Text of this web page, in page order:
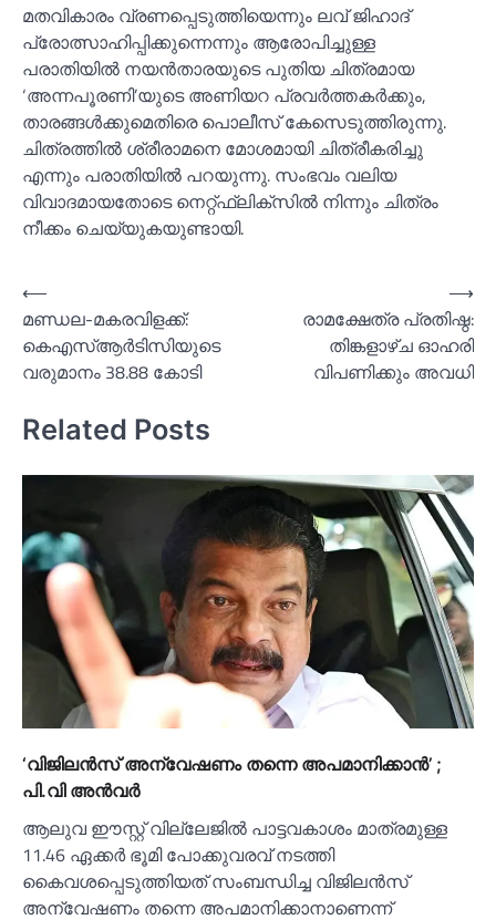
മതവികാരം വ്രണപ്പെടുത്തിയെന്നും ലവ് ജിഹാദ്
പ്രോത്സാഹിപ്പിക്കുന്നെന്നും ആരോപിച്ചുള്ള
പരാതിയില്‍ നയന്‍താരയുടെ പുതിയ ചിത്രമായ
‘അന്നപൂരണി’യുടെ അണിയറ പ്രവര്‍ത്തകര്‍ക്കും,
താരങ്ങള്‍ക്കുമെതിരെ പൊലീസ് കേസെടുത്തിരുന്നു.
ചിത്രത്തില്‍ ശ്രീരാമനെ മോശമായി ചിത്രീകരിച്ചു
എന്നും പരാതിയില്‍ പറയുന്നു. സംഭവം വലിയ
വിവാദമായതോടെ നെറ്റ്ഫ്‌ലിക്‌സില്‍ നിന്നും ചിത്രം
നീക്കം ചെയ്യുകയുണ്ടായി.
Post
navigation
⟵
മണ്ഡല-മകരവിളക്ക്:
കെഎസ്‌ആര്‍ടിസിയുടെ
വരുമാനം 38.88 കോടി
രാമക്ഷേത്ര പ്രതിഷ്ഠ:
തിങ്കളാഴ്ച ഓഹരി
വിപണിക്കും അവധി
⟶
Related Posts
‘വിജിലൻസ് അന്വേഷണം തന്നെ അപമാനിക്കാൻ’ ;
പി.വി അൻവര്‍
ആലുവ ഈസ്റ്റ് വില്ലേജില്‍ പാട്ടവകാശം മാത്രമുള്ള
11.46 ഏക്കർ ഭൂമി പോക്കുവരവ് നടത്തി
കൈവശപ്പെടുത്തിയത് സംബന്ധിച്ച വിജിലൻസ്
അന്വേഷണം തന്നെ അപമാനിക്കാനാണെന്ന്